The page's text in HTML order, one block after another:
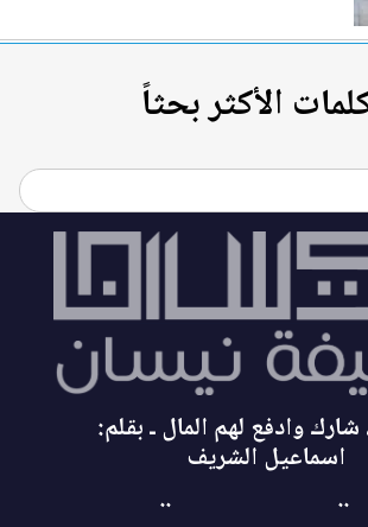
الأكثر بحثاً
وادفع لهم المال ـ بقلم:
اسماعيل الشريف
..
..